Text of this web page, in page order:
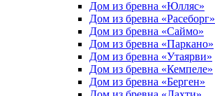
Дом из бревна «Юлляс»
Дом из бревна «Расеборг»
Дом из бревна «Саймо»
Дом из бревна «Паркано»
Дом из бревна «Утаярви»
Дом из бревна «Кемпеле»
Дом из бревна «Берген»